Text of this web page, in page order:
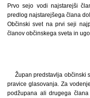
Prvo sejo vodi najstarejši
predlog najstarejšega člana
Občinski svet na prvi seji
članov občinskega sveta in
Župan predstavlja občinski
pravice glasovanja. Za
podžupana ali drugega